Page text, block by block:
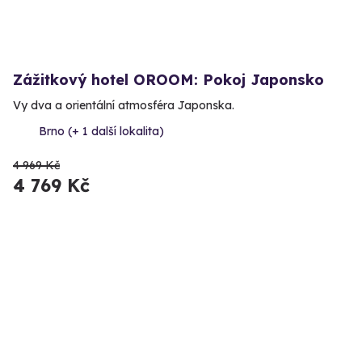
Zážitkový hotel OROOM: Pokoj Japonsko
Vy dva a orientální atmosféra Japonska.
Brno (+ 1 další lokalita)
4 969 Kč
4 769 Kč